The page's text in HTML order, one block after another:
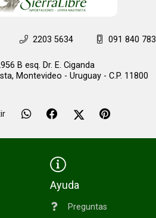
2203 5634 091 840 783
B esq. Dr. E. Ciganda
Montevideo - Uruguay - C.P. 11800
Ayuda
Preguntas